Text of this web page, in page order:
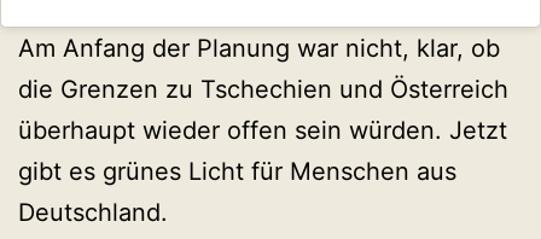
Am Anfang der Planung war nicht, klar, ob
die Grenzen zu Tschechien und Österreich
überhaupt wieder offen sein würden. Jetzt
gibt es grünes Licht für Menschen aus
Deutschland.